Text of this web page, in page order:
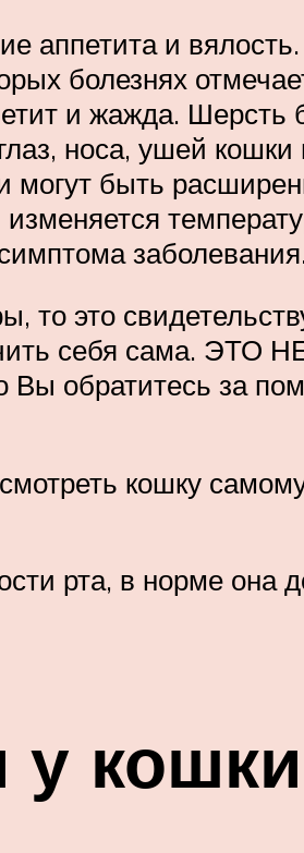
аппетита и
болезнях
и жажда. Шерсть
носа, ушей
могут быть
то это
себя сама. ЭТО
Вы обратитесь за
кошку
рта, в норме она